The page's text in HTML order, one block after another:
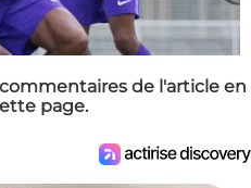
de l'article en
page.